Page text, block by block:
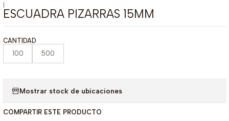
|
ESCUADRA PIZARRAS 15MM
CANTIDAD
100 500
Mostrar stock de ubicaciones
COMPARTIR ESTE PRODUCTO